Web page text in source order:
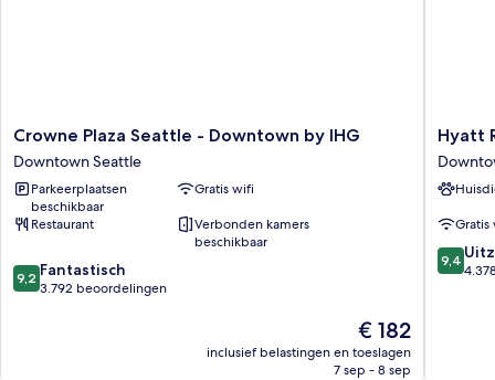
Crowne
Plaza
Seattle
-
Downtown
by
Downtown
Seattle
Crowne Plaza Seattle - Downtown by IHG
Downtown Seattle
Parkeerplaatsen
beschikbaar
Gratis wifi
Restaurant
Verbonden kamers
beschikbaar
9.2
van
9,2 Fantastisch
3.792 beoordelingen
De
prijs
is
€ 182
inclusief belastingen en toeslagen
7 sep - 8 sep
Hyatt
Seattle
Hyatt
Gratis
9.4
van
9,4